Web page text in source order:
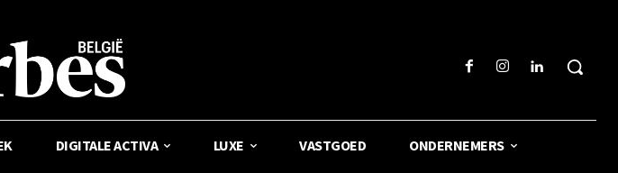
DIGITALE ACTIVA LUXE VASTGOED ONDERNEMERS